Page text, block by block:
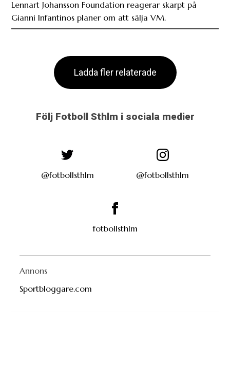
Lennart Johansson Foundation reagerar skarpt på
Gianni Infantinos planer om att sälja VM.
Ladda fler relaterade
Följ Fotboll Sthlm i sociala medier
@fotbollsthlm @fotbollsthlm
fotbollsthlm
Annons
Sportbloggare.com